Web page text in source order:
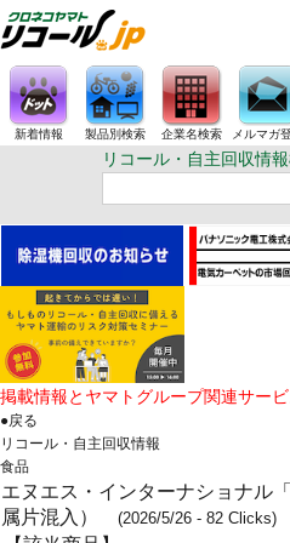
新着情報 製品別検索 企業名検索 メルマガ
リコール・自主回収情
掲載情報とヤマトグループ関連サー
●戻る
リコール・自主回収情報
食品
エヌエス・インターナショナル
属片混入）
(2026/5/26 - 82 Clicks)